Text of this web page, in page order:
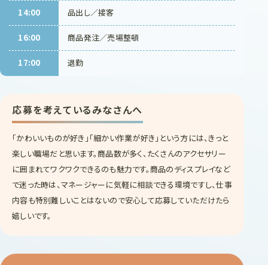
14:00 品出し／接客
16:00 商品発注／売場整頓
17:00 退勤
応募を考えているみなさんへ
「かわいいものが好き」「細かい作業が好き」という方には、きっと
楽しい職場だと思います。商品数が多く、たくさんのアクセサリー
に囲まれてワクワクできるのも魅力です。商品のディスプレイなど
で迷った時は、マネージャーに気軽に相談できる環境ですし、仕事
内容も特別難しいことはないので安心して応募していただけたら
嬉しいです。